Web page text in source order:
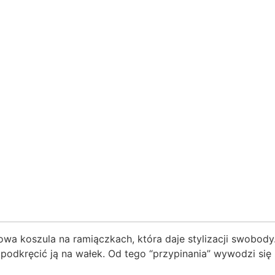
koszula na ramiączkach, która daje stylizacji
ją na wałek. Od tego “przypinania” wywodzi